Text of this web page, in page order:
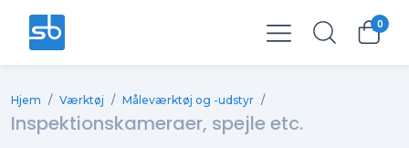
0
Total
Ekskl. moms
Hjem / Værktøj / Måleværktøj og -udstyr /
Inspektionskameraer, spejle etc.